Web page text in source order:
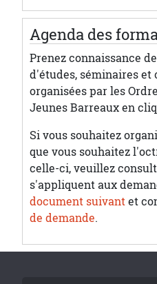
Agenda des
Prenez connaissance
d'études, séminaires et
organisées par les
Jeunes Barreaux en
Si vous souhaitez
que vous souhaitez
celle-ci, veuillez
s'appliquent aux
document suivantet
de demande.